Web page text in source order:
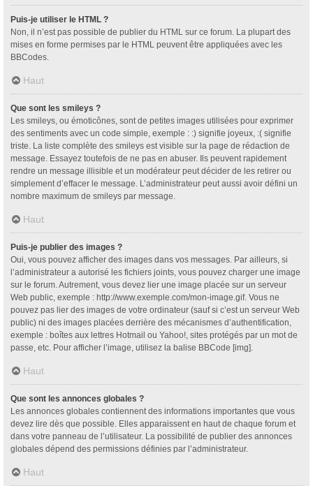
Puis-je utiliser le HTML ?
Non, il n’est pas possible de publier du HTML sur ce forum. La plupart des
mises en forme permises par le HTML peuvent être appliquées avec les
BBCodes.
Haut
Que sont les smileys ?
Les smileys, ou émoticônes, sont de petites images utilisées pour exprimer
des sentiments avec un code simple, exemple : :) signifie joyeux, :( signifie
triste. La liste complète des smileys est visible sur la page de rédaction de
message. Essayez toutefois de ne pas en abuser. Ils peuvent rapidement
rendre un message illisible et un modérateur peut décider de les retirer ou
simplement d’effacer le message. L’administrateur peut aussi avoir défini un
nombre maximum de smileys par message.
Haut
Puis-je publier des images ?
Oui, vous pouvez afficher des images dans vos messages. Par ailleurs, si
l’administrateur a autorisé les fichiers joints, vous pouvez charger une image
sur le forum. Autrement, vous devez lier une image placée sur un serveur
Web public, exemple : http://www.exemple.com/mon-image.gif. Vous ne
pouvez pas lier des images de votre ordinateur (sauf si c’est un serveur Web
public) ni des images placées derrière des mécanismes d’authentification,
exemple : boîtes aux lettres Hotmail ou Yahoo!, sites protégés par un mot de
passe, etc. Pour afficher l’image, utilisez la balise BBCode [img].
Haut
Que sont les annonces globales ?
Les annonces globales contiennent des informations importantes que vous
devez lire dès que possible. Elles apparaissent en haut de chaque forum et
dans votre panneau de l’utilisateur. La possibilité de publier des annonces
globales dépend des permissions définies par l’administrateur.
Haut